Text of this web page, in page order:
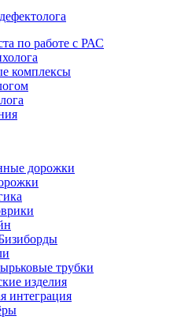
по работе с РАС
комплексы
дорожки
трубки
изделия
интеграция